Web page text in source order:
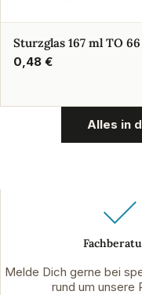
Sturzglas 167 ml TO 66
Regulärer
0,48 €
Alles in
Melde Dich gerne bei
rund um unsere